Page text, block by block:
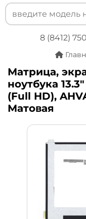
8 (8412)
Матрица,
ноутбука
(Full HD),
Матовая